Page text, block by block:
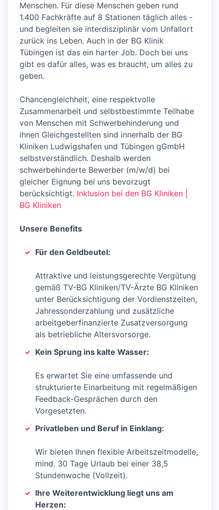
Menschen. Für diese Menschen geben rund
1.400 Fachkräfte auf 8 Stationen täglich alles -
und begleiten sie interdisziplinär vom Unfallort
zurück ins Leben. Auch in der BG Klinik
Tübingen ist das ein harter Job. Doch bei uns
gibt es dafür alles, was es braucht, um alles zu
geben.
Chancengleichheit, eine respektvolle
Zusammenarbeit und selbstbestimmte Teilhabe
von Menschen mit Schwerbehinderung und
ihnen Gleichgestellten sind innerhalb der BG
Kliniken Ludwigshafen und Tübingen gGmbH
selbstverständlich. Deshalb werden
schwerbehinderte Bewerber (m/w/d) bei
gleicher Eignung bei uns bevorzugt
berücksichtigt. Inklusion bei den BG Kliniken |
BG Kliniken
Unsere Benefits
Für den Geldbeutel:
Attraktive und leistungsgerechte Vergütung
gemäß TV-BG Kliniken/TV-Ärzte BG Kliniken
unter Berücksichtigung der Vordienstzeiten,
Jahressonderzahlung und zusätzliche
arbeitgeberfinanzierte Zusatzversorgung
als betriebliche Altersvorsorge.
Kein Sprung ins kalte Wasser:
Es erwartet Sie eine umfassende und
strukturierte Einarbeitung mit regelmäßigen
Feedback-Gesprächen durch den
Vorgesetzten.
Privatleben und Beruf in Einklang:
Wir bieten Ihnen flexible Arbeitszeitmodelle,
mind. 30 Tage Urlaub bei einer 38,5
Stundenwoche (Vollzeit).
Ihre Weiterentwicklung liegt uns am
Herzen: